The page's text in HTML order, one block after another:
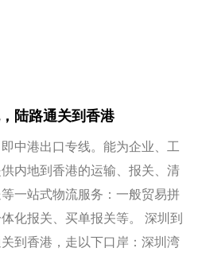
陆路通关到香港
中港出口专线。能为企业、工
内地到香港的运输、报关、清
一站式物流服务：一般贸易拼
化报关、买单报关等。 深圳到
到香港，走以下口岸：深圳湾